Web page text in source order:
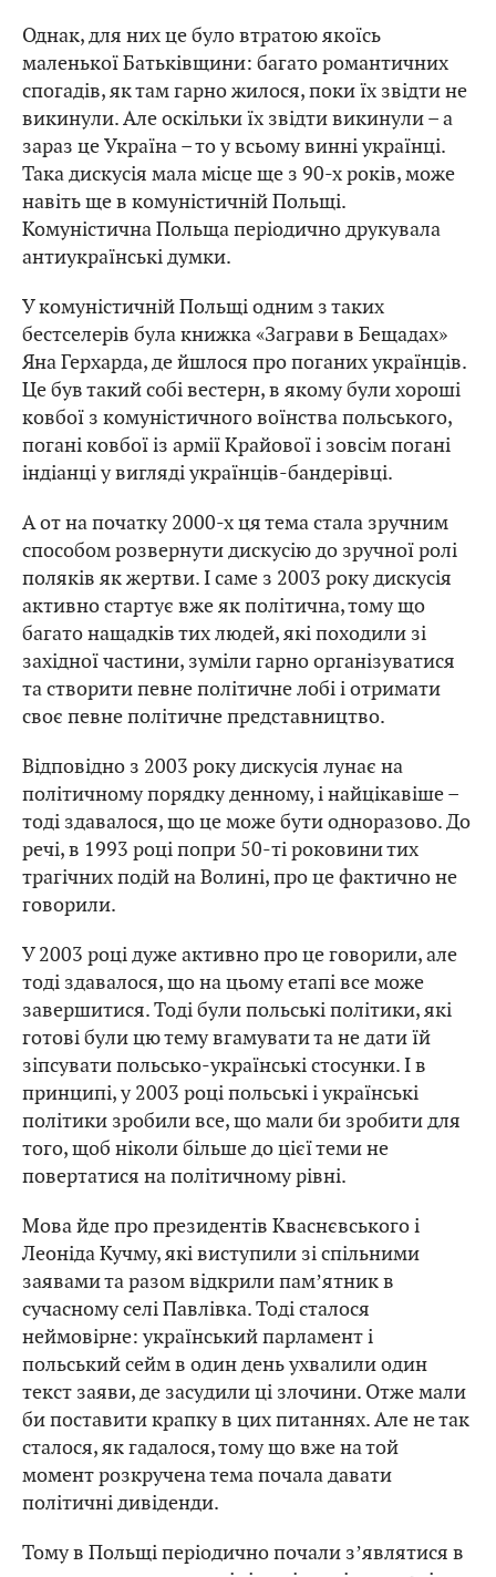
Однак, для них це було втратою якоїсь
маленької Батьківщини: багато романтичних
спогадів, як там гарно жилося, поки їх звідти не
викинули. Але оскільки їх звідти викинули – а
зараз це Україна – то у всьому винні українці.
Така дискусія мала місце ще з 90-х років, може
навіть ще в комуністичній Польщі.
Комуністична Польща періодично друкувала
антиукраїнські думки.
У комуністичній Польщі одним з таких
бестселерів була книжка«Заграви в Бещадах»
Яна Герхарда, де йшлося про поганих українців.
Це був такий собі вестерн, в якому були хороші
ковбої з комуністичного воїнства польського,
погані ковбої із армії Крайової і зовсім погані
індіанці у вигляді українців-бандерівці.
А от на початку 2000-х ця тема стала зручним
способом розвернути дискусію до зручної ролі
поляків як жертви. І саме з 2003 року дискусія
активно стартує вже як політична, тому що
багато нащадків тих людей, які походили зі
західної частини, зуміли гарно організуватися
та створити певне політичне лобі і отримати
своє певне політичне представництво.
Відповідно з 2003 року дискусія лунає на
політичному порядку денному, і найцікавіше –
тоді здавалося, що це може бути одноразово. До
речі, в 1993 році попри 50-ті роковини тих
трагічних подій на Волині, про це фактично не
говорили.
У 2003 році дуже активно про це говорили, але
тоді здавалося, що на цьому етапі все може
завершитися. Тоді були польські політики, які
готові були цю тему вгамувати та не дати їй
зіпсувати польсько-українські стосунки. І в
принципі, у 2003 році польські і українські
політики зробили все, що мали би зробити для
того, щоб ніколи більше до цієї теми не
повертатися на політичному рівні.
Мова йде про президентів Кваснєвського і
Леоніда Кучму, які виступили зі спільними
заявами та разом відкрили памʼятник в
сучасному селі Павлівка. Тоді сталося
неймовірне: український парламент і
польський сейм в один день ухвалили один
текст заяви, де засудили ці злочини. Отже мали
би поставити крапку в цих питаннях. Але не так
сталося, як гадалося, тому що вже на той
момент розкручена тема почала давати
політичні дивіденди.
Тому в Польщі періодично почали зʼявлятися в